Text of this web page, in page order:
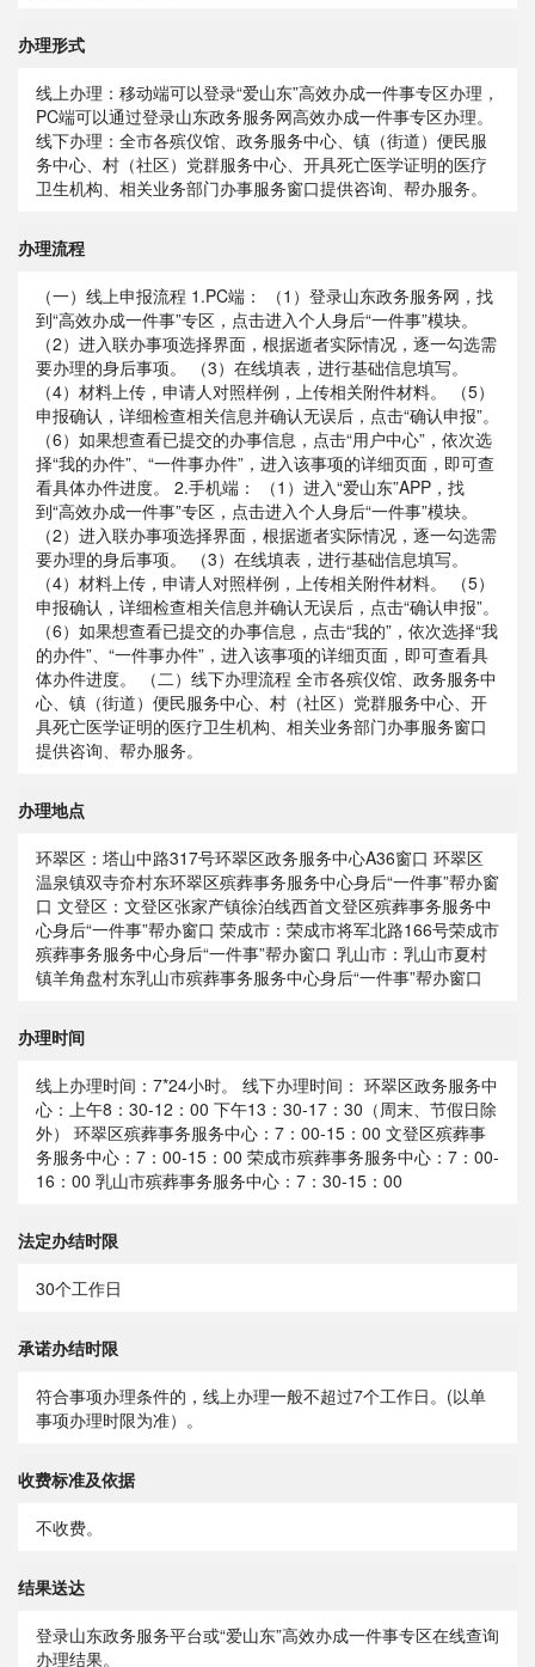
办理形式
线上办理：移动端可以登录“爱山东”高效办成一件事专区办理，
PC端可以通过登录山东政务服务网高效办成一件事专区办理。
线下办理：全市各殡仪馆、政务服务中心、镇（街道）便民服
务中心、村（社区）党群服务中心、开具死亡医学证明的医疗
卫生机构、相关业务部门办事服务窗口提供咨询、帮办服务。
办理流程
（一）线上申报流程 1.PC端： （1）登录山东政务服务网，找
到“高效办成一件事”专区，点击进入个人身后“一件事”模块。
（2）进入联办事项选择界面，根据逝者实际情况，逐一勾选需
要办理的身后事项。 （3）在线填表，进行基础信息填写。
（4）材料上传，申请人对照样例，上传相关附件材料。 （5）
申报确认，详细检查相关信息并确认无误后，点击“确认申报”。
（6）如果想查看已提交的办事信息，点击“用户中心”，依次选
择“我的办件”、“一件事办件”，进入该事项的详细页面，即可查
看具体办件进度。 2.手机端： （1）进入“爱山东”APP，找
到“高效办成一件事”专区，点击进入个人身后“一件事”模块。
（2）进入联办事项选择界面，根据逝者实际情况，逐一勾选需
要办理的身后事项。 （3）在线填表，进行基础信息填写。
（4）材料上传，申请人对照样例，上传相关附件材料。 （5）
申报确认，详细检查相关信息并确认无误后，点击“确认申报”。
（6）如果想查看已提交的办事信息，点击“我的”，依次选择“我
的办件”、“一件事办件”，进入该事项的详细页面，即可查看具
体办件进度。 （二）线下办理流程 全市各殡仪馆、政务服务中
心、镇（街道）便民服务中心、村（社区）党群服务中心、开
具死亡医学证明的医疗卫生机构、相关业务部门办事服务窗口
提供咨询、帮办服务。
办理地点
环翠区：塔山中路317号环翠区政务服务中心A36窗口 环翠区
温泉镇双寺夼村东环翠区殡葬事务服务中心身后“一件事”帮办窗
口 文登区：文登区张家产镇徐泊线西首文登区殡葬事务服务中
心身后“一件事”帮办窗口 荣成市：荣成市将军北路166号荣成市
殡葬事务服务中心身后“一件事”帮办窗口 乳山市：乳山市夏村
镇羊角盘村东乳山市殡葬事务服务中心身后“一件事”帮办窗口
办理时间
线上办理时间：7*24小时。 线下办理时间： 环翠区政务服务中
心：上午8：30-12：00 下午13：30-17：30（周末、节假日除
外） 环翠区殡葬事务服务中心：7：00-15：00 文登区殡葬事
务服务中心：7：00-15：00 荣成市殡葬事务服务中心：7：00-
16：00 乳山市殡葬事务服务中心：7：30-15：00
法定办结时限
30个工作日
承诺办结时限
符合事项办理条件的，线上办理一般不超过7个工作日。(以单
事项办理时限为准）。
收费标准及依据
不收费。
结果送达
登录山东政务服务平台或“爱山东”高效办成一件事专区在线查询
办理结果。